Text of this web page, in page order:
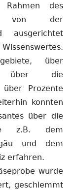
des
von der
ausgerichtet
über
über die
Prozente
konnten
über die
z.B. dem
und dem
erfahren.
wurde
geschlemmt